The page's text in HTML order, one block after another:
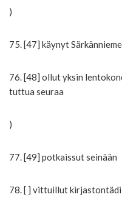
)
75. [47] käynyt
76. [48] ollut yksin
tuttua seuraa
)
77. [49] potkaissut seinään
78. [ ] vittuillut